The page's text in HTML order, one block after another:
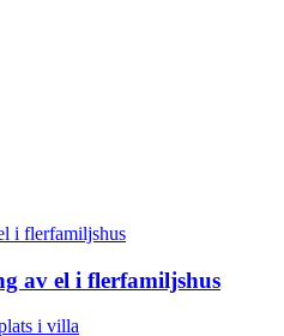
av el i flerfamiljshus